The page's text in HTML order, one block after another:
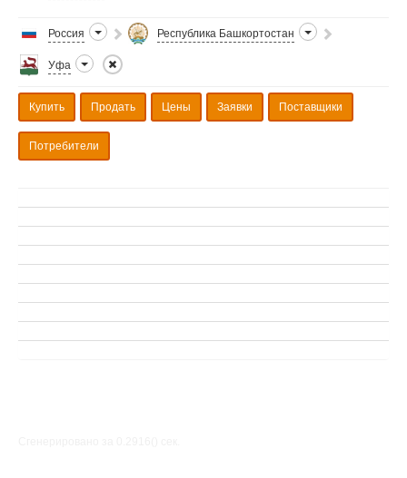
Россия Республика Башкортостан
Уфа
Купить Продать Цены Заявки Поставщики
Потребители